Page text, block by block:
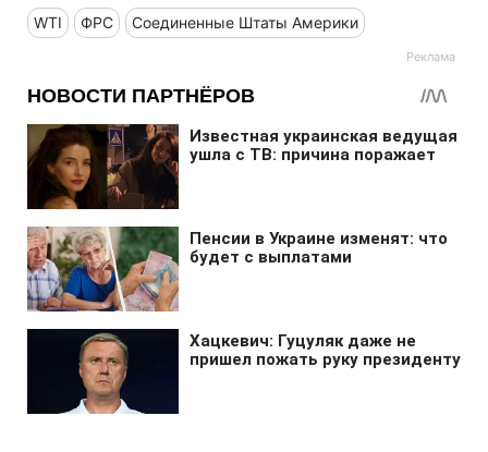
WTI ФРС Соединенные Штаты Америки